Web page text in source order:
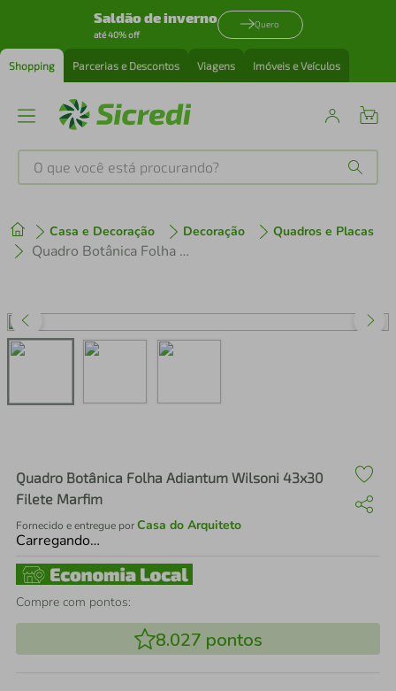
Saldão de inverno
até 40% off
Quero
Shopping Parcerias e Descontos Viagens Imóveis e Veículos
O que você está procurando?
Casa e Decoração Decoração Quadros e Placas
Quadro Botânica Folha Adiantum Wilsoni 43x30 Filete Marfim
Quadro Botânica Folha Adiantum Wilsoni 43x30
Filete Marfim
Fornecido e entregue porCasa do Arquiteto
Carregando…
Compre com pontos:
8.027 pontos
1º tenis
perfume